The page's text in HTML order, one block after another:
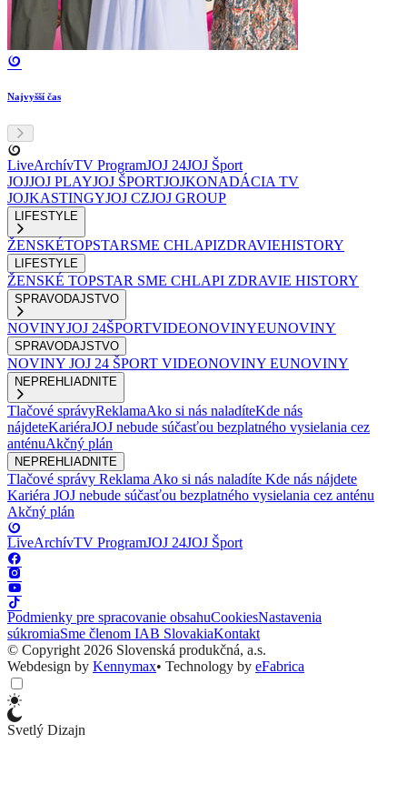
Najvyšší čas
LiveArchívTV ProgramJOJ 24JOJ Šport
JOJJOJ PLAYJOJ ŠPORTJOJKONADÁCIA TV
JOJKASTINGYJOJ CZJOJ GROUP
LIFESTYLE
ŽENSKÉTOPSTARSME CHLAPIZDRAVIEHISTORY
LIFESTYLE
ŽENSKÉ TOPSTAR SME CHLAPI ZDRAVIE HISTORY
SPRAVODAJSTVO
NOVINYJOJ 24ŠPORTVIDEONOVINYEUNOVINY
SPRAVODAJSTVO
NOVINY JOJ 24 ŠPORT VIDEONOVINY EUNOVINY
NEPREHLIADNITE
Tlačové správyReklamaAko si nás naladíteKde nás
nájdeteKariéraJOJ nebude súčasťou bezplatného vysielania cez
anténuAkčný plán
NEPREHLIADNITE
Tlačové správy Reklama Ako si nás naladíte Kde nás nájdete
Kariéra JOJ nebude súčasťou bezplatného vysielania cez anténu
Akčný plán
LiveArchívTV ProgramJOJ 24JOJ Šport
Podmienky pre spracovanie obsahuCookiesNastavenia
súkromiaSme členom IAB SlovakiaKontakt
© Copyright 2026 Slovenská produkčná, a.s.
Webdesign by Kennymax• Technology by eFabrica
Svetlý Dizajn